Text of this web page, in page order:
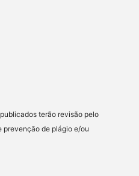
terão revisão pelo
prevenção de plágio e/ou